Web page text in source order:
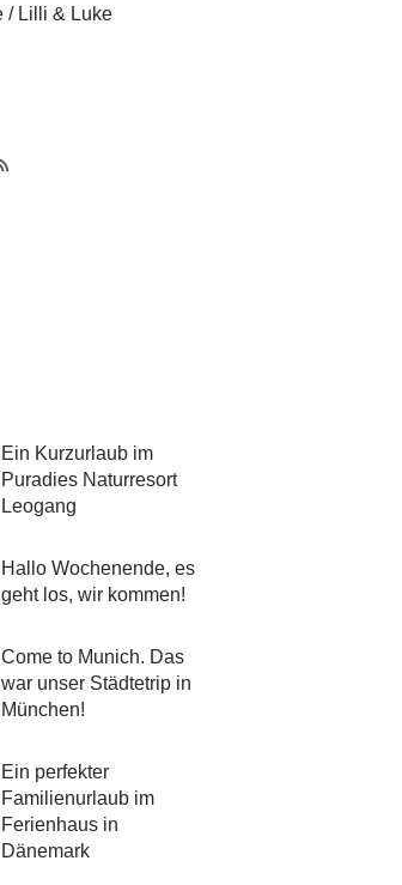
Ein Kurzurlaub im
Puradies Naturresort
Leogang
Hallo Wochenende, es
geht los, wir kommen!
Come to Munich. Das
war unser Städtetrip in
München!
Ein perfekter
Familienurlaub im
Ferienhaus in
Dänemark